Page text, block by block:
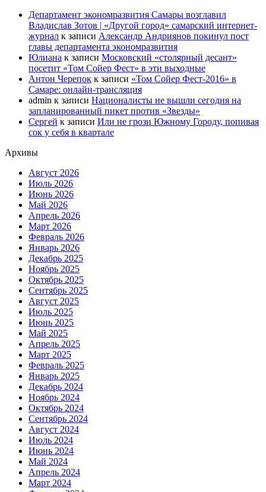
Департамент экономразвития Самары возглавил
Владислав Зотов | «Другой город» самарский интернет-
журнал к записи Александр Андриянов покинул пост
главы департамента экономразвития
Юлиана к записи Московский «столярный десант»
посетит «Том Сойер Фест» в эти выходные
Антон Черепок к записи «Том Сойер Фест-2016» в
Самаре: онлайн-трансляция
admin к записи Националисты не вышли сегодня на
запланированный пикет против «Звезды»
Сергей к записи Или не грози Южному Городу, попивая
сок у себя в квартале
Архивы
Август 2026
Июль 2026
Июнь 2026
Май 2026
Апрель 2026
Март 2026
Февраль 2026
Январь 2026
Декабрь 2025
Ноябрь 2025
Октябрь 2025
Сентябрь 2025
Август 2025
Июль 2025
Июнь 2025
Май 2025
Апрель 2025
Март 2025
Февраль 2025
Январь 2025
Декабрь 2024
Ноябрь 2024
Октябрь 2024
Сентябрь 2024
Август 2024
Июль 2024
Июнь 2024
Май 2024
Апрель 2024
Март 2024